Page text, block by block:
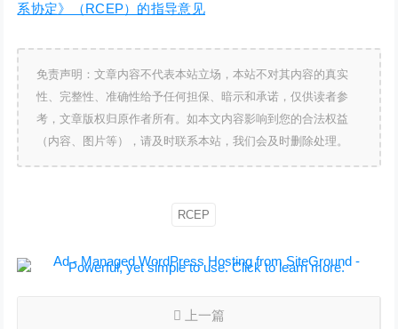
系协定》（RCEP）的指导意见
免责声明：文章内容不代表本站立场，本站不对其内容的真实
性、完整性、准确性给予任何担保、暗示和承诺，仅供读者参
考，文章版权归原作者所有。如本文内容影响到您的合法权益
（内容、图片等），请及时联系本站，我们会及时删除处理。
RCEP
上一篇